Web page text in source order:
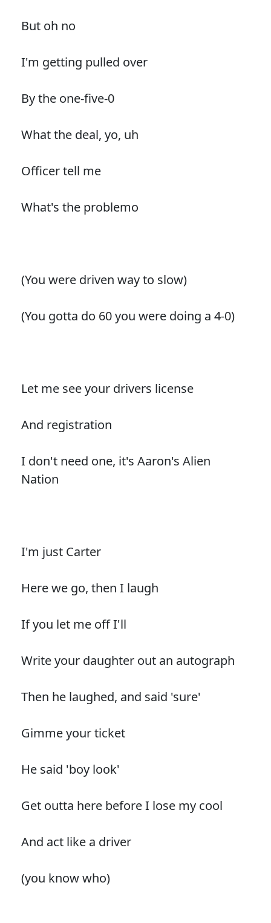
But oh no
I'm getting pulled over
By the one-five-0
What the deal, yo, uh
Officer tell me
What's the problemo
(You were driven way to slow)
(You gotta do 60 you were doing a 4-0)
Let me see your drivers license
And registration
I don't need one, it's Aaron's Alien
Nation
I'm just Carter
Here we go, then I laugh
If you let me off I'll
Write your daughter out an autograph
Then he laughed, and said 'sure'
Gimme your ticket
He said 'boy look'
Get outta here before I lose my cool
And act like a driver
(you know who)